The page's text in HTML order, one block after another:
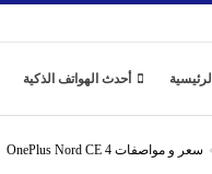
الرئيسية أحدث الهواتف الذكية
سعر و مواصفات OnePlus Nord CE 4